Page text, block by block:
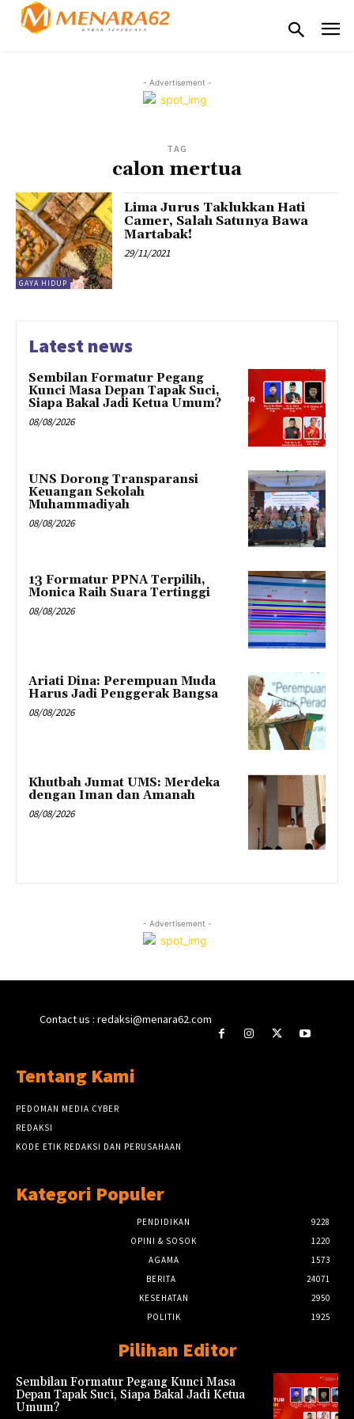
- Advertisement -
TAG
calon mertua
GAYA HIDUP
Lima Jurus Taklukkan Hati
Camer, Salah Satunya Bawa
Martabak!
29/11/2021
Latest news
Sembilan Formatur Pegang
Kunci Masa Depan Tapak Suci,
Siapa Bakal Jadi Ketua Umum?
08/08/2026
UNS Dorong Transparansi
Keuangan Sekolah
Muhammadiyah
08/08/2026
13 Formatur PPNA Terpilih,
Monica Raih Suara Tertinggi
08/08/2026
Ariati Dina: Perempuan Muda
Harus Jadi Penggerak Bangsa
08/08/2026
Khutbah Jumat UMS: Merdeka
dengan Iman dan Amanah
08/08/2026
- Advertisement -
Contact us : redaksi@menara62.com
Tentang Kami
PEDOMAN MEDIA CYBER
REDAKSI
KODE ETIK REDAKSI DAN PERUSAHAAN
Kategori Populer
PENDIDIKAN
9228
OPINI & SOSOK
1220
AGAMA
1573
BERITA
24071
KESEHATAN
2950
POLITIK
1925
Pilihan Editor
Sembilan Formatur Pegang Kunci Masa
Depan Tapak Suci, Siapa Bakal Jadi Ketua
Umum?